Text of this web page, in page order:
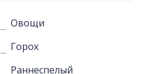
Овощи
Горох
Раннеспелый